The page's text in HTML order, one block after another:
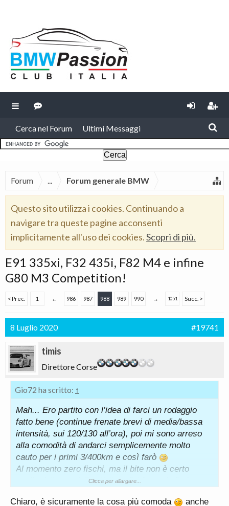
Cerca nel Forum Ultimi Messaggi
Forum ... Forum generale BMW
Questo sito utilizza i cookies. Continuando a
navigare tra queste pagine acconsenti
implicitamente all'uso dei cookies.Scopri di più.
E91 335xi, F32 435i, F82 M4 e infine
G80 M3 Competition!
< Prec. 1 ← 986 987 988 989 990 → 1051 Succ. >
8 Luglio 2020 #19741
timis
Direttore Corse
Gio72 ha scritto: ↑
Mah... Ero partito con l’idea di farci un rodaggio
fatto bene (continue frenate brevi di media/bassa
intensità, sui 120/130 all’ora), poi mi sono arreso
alla comodità di andarci semplicemente molto
cauto per i primi 3/400km e così farò
Al momento zero fischi, ma il bite non è certo
quello delle pastiglie più “race”. Vi saprò dire!
Clicca per allargare...
Chiaro, è sicuramente la cosa più comoda
anche